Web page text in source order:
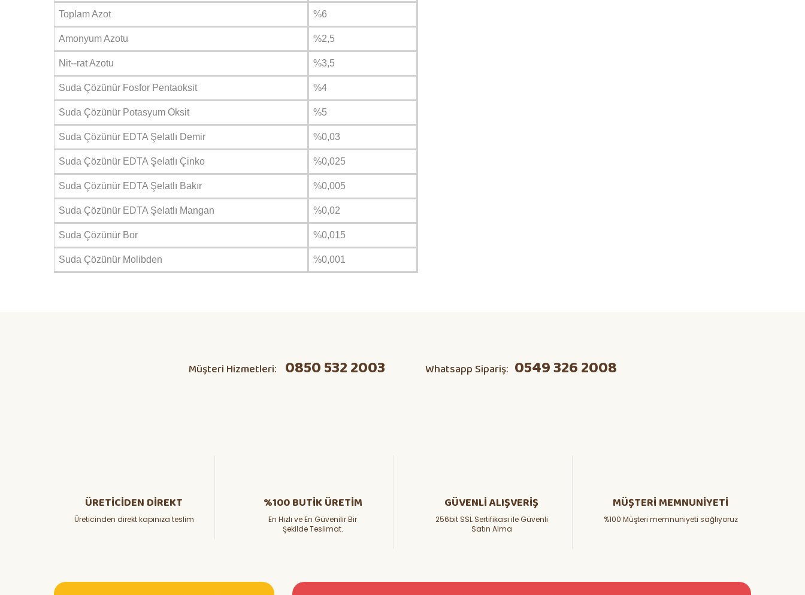
Toplam Azot %6
Amonyum Azotu %2,5
Nit--rat Azotu %3,5
Suda Çözünür Fosfor Pentaoksit %4
Suda Çözünür Potasyum Oksit %5
Suda Çözünür EDTA Şelatlı Demir %0,03
Suda Çözünür EDTA Şelatlı Çinko %0,025
Suda Çözünür EDTA Şelatlı Bakır %0,005
Suda Çözünür EDTA Şelatlı Mangan %0,02
Suda Çözünür Bor %0,015
Suda Çözünür Molibden %0,001
Yorum Yaz
ADEM BARAN | 26/06/2026
Müşteri Hizmetleri: 0850 532 2003 Whatsapp Sipariş: 0549 326 2008
ÜRETİCİDEN DİREKT
Üreticinden direkt kapınıza teslim
%100 BUTİK ÜRETİM
En Hızlı ve En Güvenilir Bir
Şekilde Teslimat.
GÜVENLİ ALIŞVERİŞ
256bit SSL Sertifikası ile Güvenli
Satın Alma
MÜŞTERİ MEMNUNİYETİ
%100 Müşteri memnuniyeti sağlıyoruz